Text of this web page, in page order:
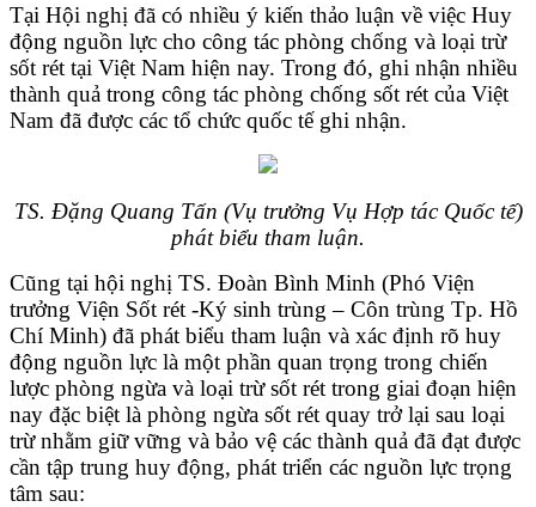
Tại Hội nghị đã có nhiều ý kiến thảo luận về việc Huy
động nguồn lực cho công tác phòng chống và loại trừ
sốt rét tại Việt Nam hiện nay. Trong đó, ghi nhận nhiều
thành quả trong công tác phòng chống sốt rét của Việt
Nam đã được các tổ chức quốc tế ghi nhận.
TS. Đặng Quang Tấn (Vụ trưởng Vụ Hợp tác Quốc tế)
phát biểu tham luận.
Cũng tại hội nghị TS. Đoàn Bình Minh (Phó Viện
trưởng Viện Sốt rét -Ký sinh trùng – Côn trùng Tp. Hồ
Chí Minh) đã phát biểu tham luận và xác định rõ huy
động nguồn lực là một phần quan trọng trong chiến
lược phòng ngừa và loại trừ sốt rét trong giai đoạn hiện
nay đặc biệt là phòng ngừa sốt rét quay trở lại sau loại
trừ nhằm giữ vững và bảo vệ các thành quả đã đạt được
cần tập trung huy động, phát triển các nguồn lực trọng
tâm sau: